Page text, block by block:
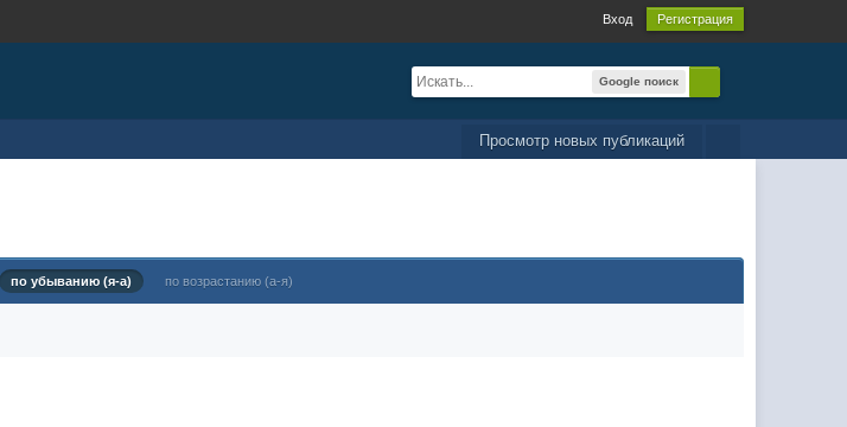
Вход Регистрация
Google поиск
Просмотр новых публикаций
по убыванию (я-а) по возрастанию (а-я)